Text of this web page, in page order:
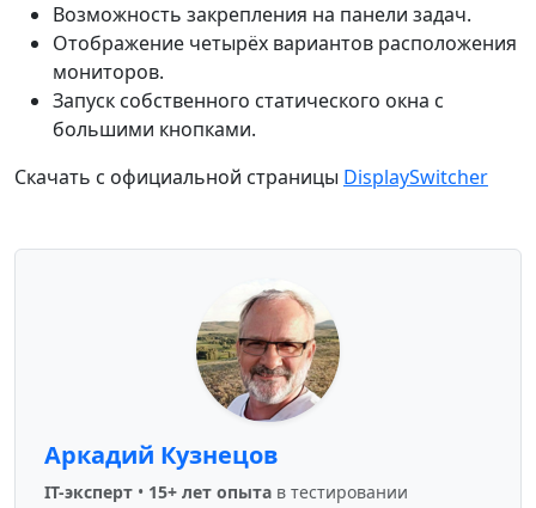
Возможность закрепления на панели задач.
Отображение четырёх вариантов расположения
мониторов.
Запуск собственного статического окна с
большими кнопками.
Скачать с официальной страницы DisplaySwitcher
Аркадий Кузнецов
IT-эксперт • 15+ лет опыта в тестировании